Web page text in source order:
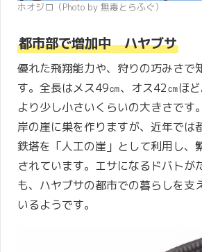
ホオジロ（Photo by 無毒とらふぐ）
都市部で増加中 ハヤブサ
優れた飛翔能力や、狩りの巧みさで
す。全長はメス49㎝、オス42㎝ほ
より少し小さいくらいの大きさです
岸の崖に巣を作りますが、近年では
鉄塔を「人工の崖」として利用し、
されています。エサになるドバトが
も、ハヤブサの都市での暮らしを支
いるようです。